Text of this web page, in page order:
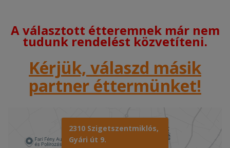
A választott étteremnek már nem
tudunk rendelést közvetíteni.
Kérjük, válaszd másik
partner éttermünket!
2310 Szigetszentmiklós,
Gyári út 9.